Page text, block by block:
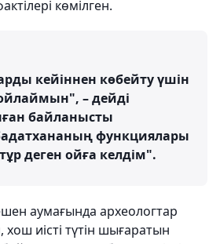
көмілген.
кейіннен көбейту үшін
– дейді
байланысты
функциялары
деген ойға келдім".
аумағында археологтар
иісті түтін шығаратын